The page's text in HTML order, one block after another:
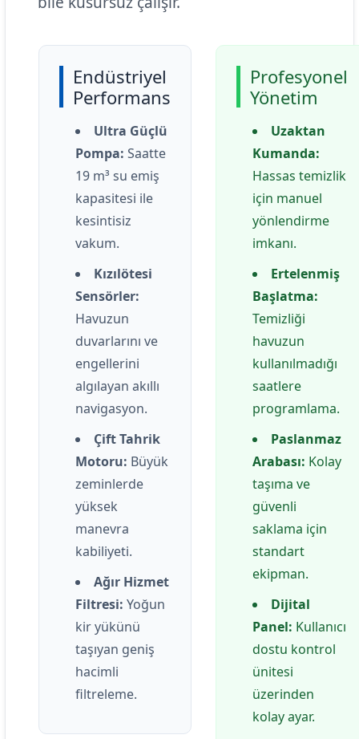
Endüstriyel
Performans
Ultra Güçlü
Pompa: Saatte
19 m³ su emiş
kapasitesi ile
kesintisiz
vakum.
Kızılötesi
Sensörler:
Havuzun
duvarlarını ve
engellerini
algılayan akıllı
navigasyon.
Çift Tahrik
Motoru: Büyük
zeminlerde
yüksek
manevra
kabiliyeti.
Ağır Hizmet
Filtresi: Yoğun
kir yükünü
taşıyan geniş
hacimli
filtreleme.
Profesyonel
Yönetim
Uzaktan
Kumanda:
Hassas temizlik
için manuel
yönlendirme
imkanı.
Ertelenmiş
Başlatma:
Temizliği
havuzun
kullanılmadığı
saatlere
programlama.
Paslanmaz
Arabası: Kolay
taşıma ve
güvenli
saklama için
standart
ekipman.
Dijital
Panel: Kullanıcı
dostu kontrol
ünitesi
üzerinden
kolay ayar.